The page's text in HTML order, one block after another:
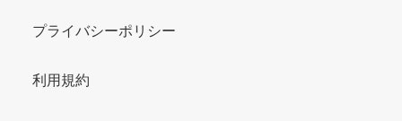
プライバシーポリシー
利用規約